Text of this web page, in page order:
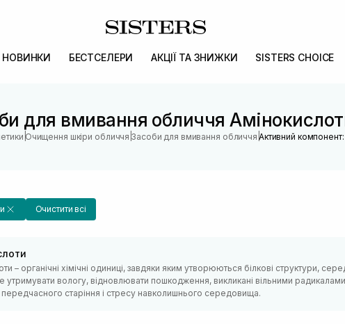
НОВИНКИ БЕСТСЕЛЕРИ АКЦІЇ ТА ЗНИЖКИ SISTERS CHOICE
для вмивання обличчя
|Очищення шкіри обличчя |Засоби для вмивання обличчя |Активний
Очистити всі
– органічні хімічні одиниці, завдяки яким утворюються білкові структури,
утримувати вологу, відновлювати пошкодження, викликані вільними
передчасного старіння і стресу навколишнього середовища.